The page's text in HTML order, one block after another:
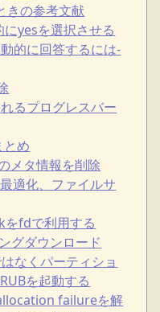
きの参考文献
yesを選択させる
的に回答するには-
るプログレスバー
め
メタ情報を削除
適化、ファイルサ
fdで利用する
グダウンロード
なくパーティショ
を起動する
failureを解